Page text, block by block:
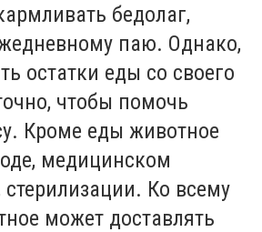
бедолаг,
паю. Однако,
остатки еды со своего
чтобы помочь
Кроме еды животное
медицинском
Ко всему
может доставлять